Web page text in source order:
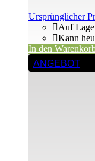
Ursprünglicher
Auf
Kann
In den
ANGEBOT